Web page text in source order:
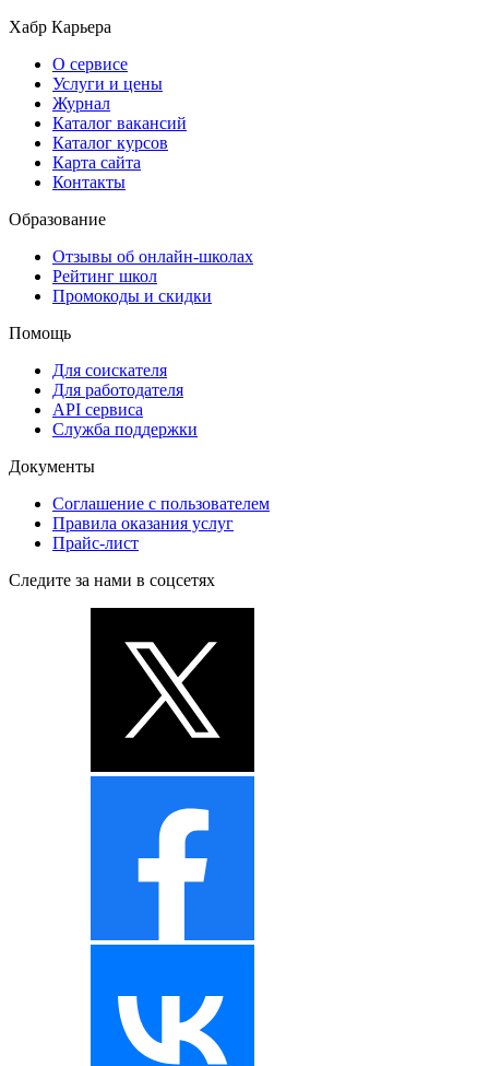
Хабр Карьера
О сервисе
Услуги и цены
Журнал
Каталог вакансий
Каталог курсов
Карта сайта
Контакты
Образование
Отзывы об онлайн-школах
Рейтинг школ
Промокоды и скидки
Помощь
Для соискателя
Для работодателя
API сервиса
Служба поддержки
Документы
Соглашение с пользователем
Правила оказания услуг
Прайс-лист
Следите за нами в соцсетях